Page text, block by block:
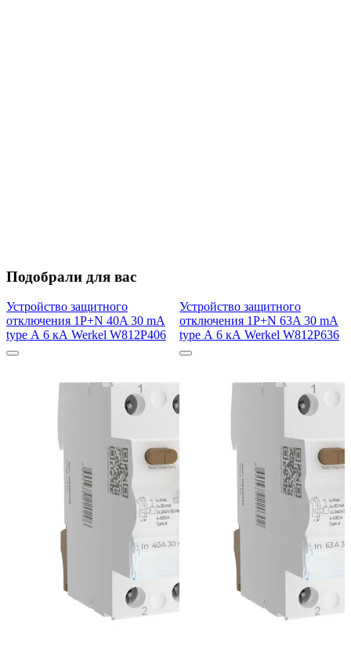
Подобрали для вас
Устройство защитного
отключения 1P+N 40A 30 mA
type А 6 кА Werkel W812P406
Устройство защитного
отключения 1P+N 63A 30 mA
type А 6 кА Werkel W812P636